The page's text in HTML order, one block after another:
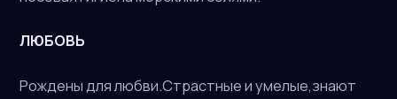
ЛЮБОВЬ
Рождены для любви.Страстные и умелые,знают